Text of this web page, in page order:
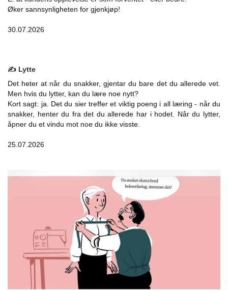
Øker sannsynligheten for gjenkjøp!
30.07.2026
✍️ Lytte
Det heter at når du snakker, gjentar du bare det du allerede vet.
Men hvis du lytter, kan du lære noe nytt?
Kort sagt: ja. Det du sier treffer et viktig poeng i all læring - når du
snakker, henter du fra det du allerede har i hodet. Når du lytter,
åpner du et vindu mot noe du ikke visste.
25.07.2026